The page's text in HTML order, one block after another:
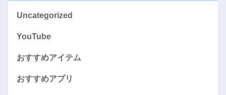
Uncategorized
YouTube
おすすめアイテム
おすすめアプリ